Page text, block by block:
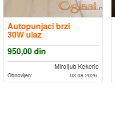
Autopunjaci brzi
30W ulaz
USB+USB C
besplatna dostava
950,00din
Miroljub Kekeric
Obnovljen: 03.08.2026.